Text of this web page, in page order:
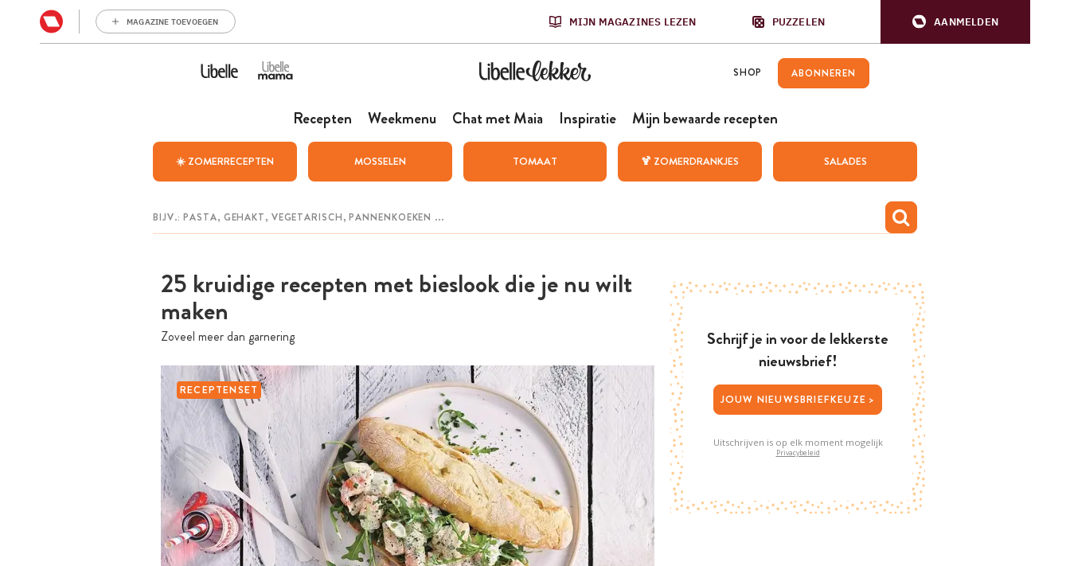
MAGAZINE TOEVOEGEN MIJN MAGAZINES LEZEN PUZZELEN AANMELDEN
SHOP ABONNEREN
Recepten Weekmenu Chat met Maia Inspiratie Mijn bewaarde recepten
☀️ ZOMERRECEPTEN MOSSELEN TOMAAT 🍹 ZOMERDRANKJES SALADES
25 kruidige recepten met bieslook die je nu wilt
maken
Zoveel meer dan garnering
RECEPTENSET
Schrijf je in voor de lekkerste
nieuwsbrief!
JOUW NIEUWSBRIEFKEUZE >
Uitschrijven is op elk moment mogelijk
Privacybeleid